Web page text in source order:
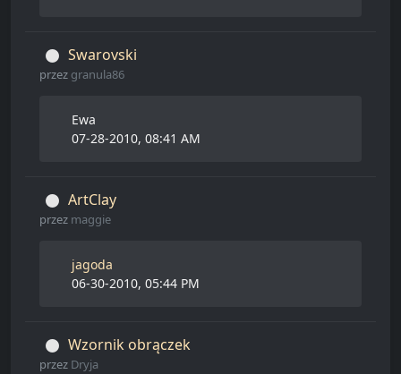
Swarovski
przez granula86
Ewa
07-28-2010, 08:41 AM
ArtClay
przez maggie
jagoda
06-30-2010, 05:44 PM
Wzornik obrączek
przez Dryja